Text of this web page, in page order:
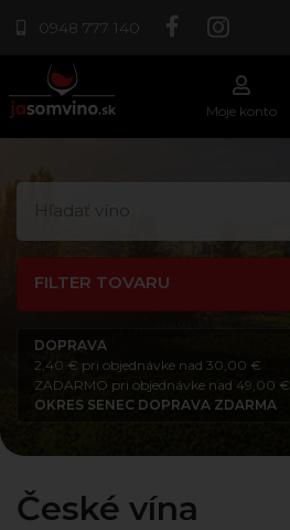
0948 777 140
Moje konto
FILTER TOVARU
DOPRAVA
2,40 € pri objednávke nad 30,00 €
ZADARMO pri objednávke nad 49,00 €
OKRES SENEC DOPRAVA ZDARMA
České vína